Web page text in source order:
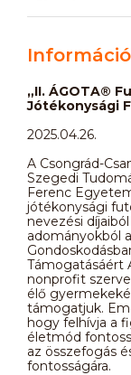
„II. ÁGOTA®
Jótékonysági
2025.04.26.
A Csongrád-
Szegedi
Ferenc
jótékonysági
nevezési
adományokból
Támogatásáért
nonprofit
élő
támogatjuk.
hogy felhívja a
életmód
az összefogás
fontosságára.